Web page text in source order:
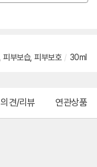
피부보습, 피부보호 / 30ml
의견/리뷰 연관상품